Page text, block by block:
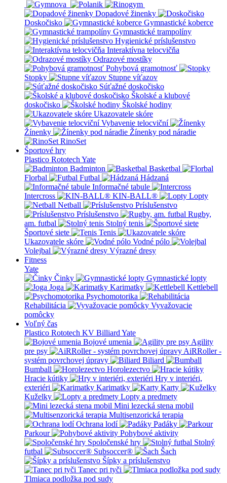
Dopadové žinenky
Doskočisko
Gymnastické koberce
Gymnastické trampolíny
Hygienické príslušenstvo
Interaktívna telocvičňa
Odrazové mostíky
Pohybová gramotnosť
Stopky
Stupne víťazov
Súťažné doskočisko
Školské a klubové
doskočisko
Školské hodiny
Ukazovatele skóre
Vybavenie telocviční
Žínenky
Žínenky pod náradie
RinoSet
Športové hry
Plastico Rototech Yate
Badminton
Basketbal
Florbal
Futbal
Hádzaná
Informačné tabule
Intercross
KIN-BALL®
Lopty
Netball
Príslušenstvo
Príslušenstvo
Rugby,
am. futbal
Stolný tenis
Športové siete
Tenis
Ukazovatele skóre
Vodné pólo
Volejbal
Výrazné dresy
Fitness
Yate
Činky
Gymnastické lopty
Joga
Karimatky
Kettlebell
Psychomotorika
Rehabilitácia
Vyvažovacie
pomôcky
Voľný čas
Plastico Rototech KV Billiard Yate
Bojové umenia
Agility
pre psy
AiRRoller -
systém povrchovej úpravy
Biliard
Bumball
Horolezectvo
Hracie kútiky
Hry v interiéri,
exteriéri
Karimatky
Karty
Kuželky
Lopty a predmety
Mini lezecká stena mobil
Multisenzorická terapia
Ochrana lodí
Padáky
Parkour
Pohybové aktivity
Spoločenské hry
Stolný
futbal
Subsoccer®
Šach
Šípky a príslušenstvo
Tanec pri tyči
Tlmiaca podložka pod sudy